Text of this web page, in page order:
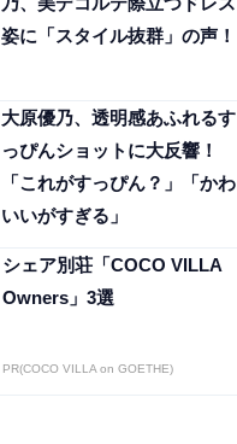
姿に「スタイル抜群」の声！
大原優乃、透明感あふれるす
っぴんショットに大反響！
「これがすっぴん？」「かわ
いいがすぎる」
シェア別荘「COCO VILLA
Owners」3選
PR(COCO VILLA on GOETHE)